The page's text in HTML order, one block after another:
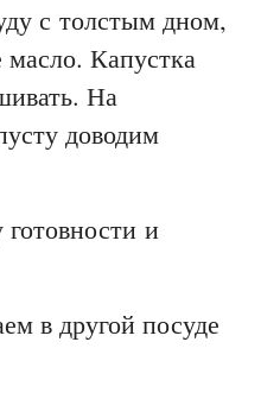
с толстым дном,
масло. Капустка
На
доводим
и
в другой посуде